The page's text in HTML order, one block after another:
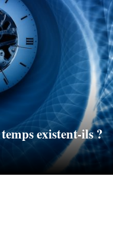
temps existent-ils ?